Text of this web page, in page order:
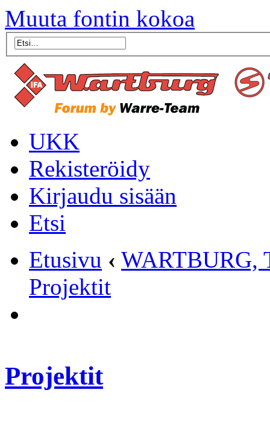
Muuta fontin kokoa
UKK
Rekisteröidy
Kirjaudu sisään
Etsi
Etusivu ‹ WARTBURG,
Projektit
Projektit